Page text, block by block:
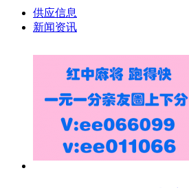
供应信息
新闻资讯